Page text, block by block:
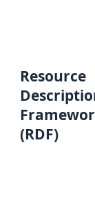
Resource
(RDF)